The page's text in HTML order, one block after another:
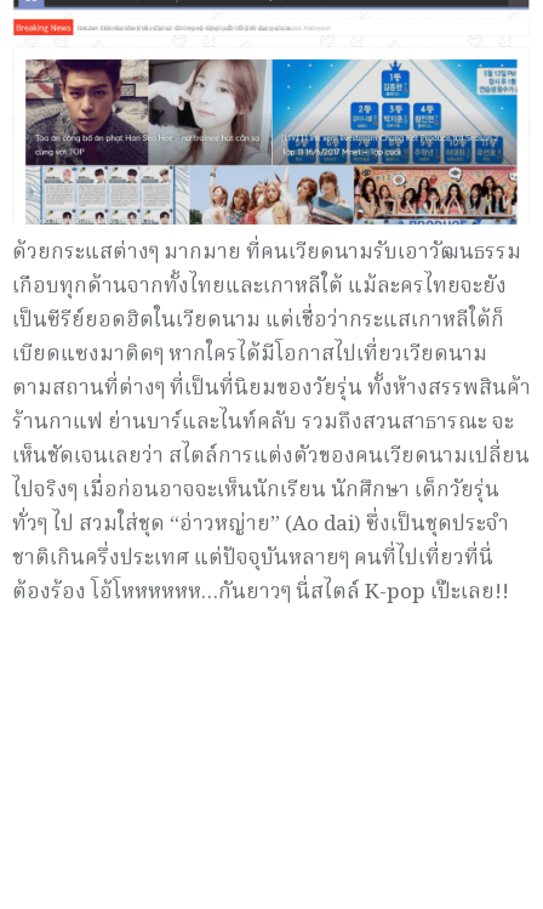
ด้วยกระแสต่างๆ มากมาย ที่คนเวียดนามรับเอาวัฒนธรรม
เกือบทุกด้านจากทั้งไทยและเกาหลีใต้ แม้ละครไทยจะยัง
เป็นซีรีย์ยอดฮิตในเวียดนาม แต่เชื่อว่ากระแสเกาหลีใต้ก็
เบียดแซงมาติดๆ หากใครได้มีโอกาสไปเที่ยวเวียดนาม
ตามสถานที่ต่างๆ ที่เป็นที่นิยมของวัยรุ่น ทั้งห้างสรรพสินค้า
ร้านกาแฟ ย่านบาร์และไนท์คลับ รวมถึงสวนสาธารณะ จะ
เห็นชัดเจนเลยว่า สไตล์การแต่งตัวของคนเวียดนามเปลี่ยน
ไปจริงๆ เมื่อก่อนอาจจะเห็นนักเรียน นักศึกษา เด็กวัยรุ่น
ทั่วๆ ไป สวมใส่ชุด “อ่าวหญ่าย” (Ao dai)ซึ่งเป็นชุดประจำ
ชาติเกินครึ่งประเทศ แต่ปัจจุบันหลายๆ คนที่ไปเที่ยวที่นี่
ต้องร้อง โอ้โหหหหหห…กันยาวๆ นี่สไตล์ K-pop เป๊ะเลย!!